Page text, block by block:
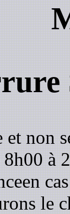
non
à
le